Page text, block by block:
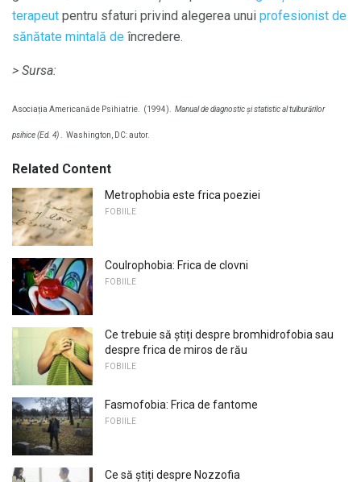
terapeut pentru sfaturi privind alegerea unui profesionist de
sănătate mintală de încredere.
> Sursa:
Asociația Americană de Psihiatrie. (1994). Manual de diagnostic și statistic al tulburărilor
psihice (Ed. 4) Washington, DC: autor.
Related Content
Metrophobia este frica poeziei
FOBIILE
Coulrophobia: Frica de clovni
FOBIILE
Ce trebuie să știți despre bromhidrofobia sau
despre frica de miros de rău
FOBIILE
Fasmofobia: Frica de fantome
FOBIILE
Ce să știți despre Nozzofia